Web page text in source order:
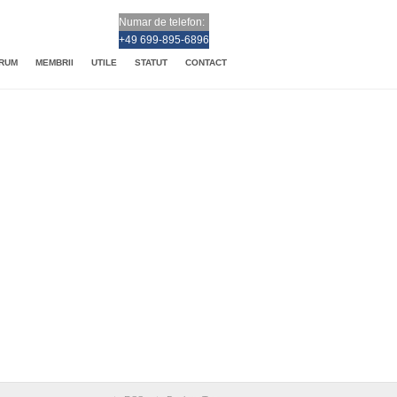
Numar de telefon:
+49 699-895-6896
MEMBRII UTILE STATUT CONTACT